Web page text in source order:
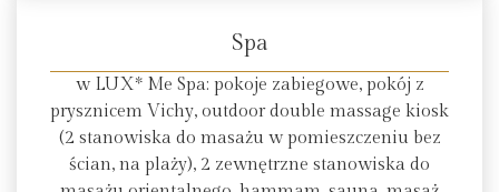
Spa
w LUX* Me Spa: pokoje zabiegowe, pokój z
prysznicem Vichy, outdoor double massage kiosk
(2 stanowiska do masażu w pomieszczeniu bez
ścian, na plaży), 2 zewnętrzne stanowiska do